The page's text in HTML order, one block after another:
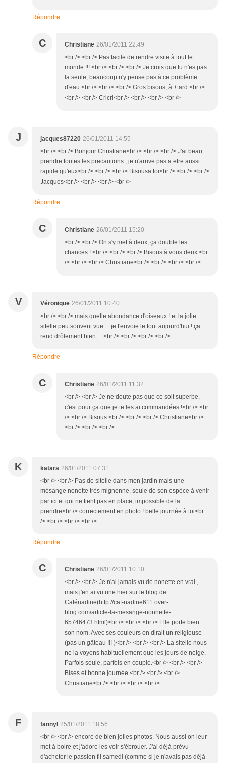
Répondre
C Christiane 26/01/2011 22:49
<br /> <br /> Pas facile de rendre visite à tout le
monde !!! <br /> <br /> <br /> Je crois que tu n'es pas
la seule, beaucoup n'y pense pas à ce problème
d'eau.<br /> <br /> <br /> Gros bisous, à +tard.<br />
<br /> <br /> Cricri<br /> <br /> <br /> <br />
J jacques87220 26/01/2011 14:55
<br /> <br /> Bonjour Christiane<br /> <br /> <br /> J'ai beau
prendre toutes les precautions , je n'arrive pas a etre aussi
rapide qu'eux<br /> <br /> <br /> Bisousa toi<br /> <br /> <br />
Jacques<br /> <br /> <br /> <br />
Répondre
C Christiane 26/01/2011 15:20
<br /> <br /> On s'y met à deux, ça double les
chances ! <br /> <br /> <br /> Bisous à vous deux.<br
/> <br /> <br /> Christiane<br /> <br /> <br /> <br />
V Véronique 26/01/2011 10:40
<br /> <br /> mais quelle abondance d'oiseaux ! et la jolie
sitelle peu souvent vue ... je t'envoie le tout aujourd'hui ! ça
rend drôlement bien ... <br /> <br /> <br /> <br />
Répondre
C Christiane 26/01/2011 11:32
<br /> <br /> Je ne doute pas que ce soit superbe,
c'est pour ça que je te les ai commandées !<br /> <br
/> <br /> Bisous.<br /> <br /> <br /> Christiane<br />
<br /> <br /> <br />
K katara 26/01/2011 07:31
<br /> <br /> Pas de sitelle dans mon jardin mais une
mésange nonette très mignonne, seule de son espèce à venir
par ici et qui ne tient pas en place, impossible de la
prendre<br /> correctement en photo ! belle journée à toi<br
/> <br /> <br /> <br />
Répondre
C Christiane 26/01/2011 10:10
<br /> <br /> Je n'ai jamais vu de nonette en vrai ,
mais j'en ai vu une hier sur le blog de
Cafénadine(http://caf-nadine611.over-
blog.com/article-la-mesange-nonnette-
65746473.html)<br /> <br /> <br /> Elle porte bien
son nom. Avec ses couleurs on dirait un religieuse
(pas un gâteau !!! )<br /> <br /> <br /> La sitelle nous
ne la voyons habituellement que les jours de neige.
Parfois seule, parfois en couple.<br /> <br /> <br />
Bises et bonne journée.<br /> <br /> <br />
Christiane<br /> <br /> <br /> <br />
F fannyl 25/01/2011 18:56
<br /> <br /> encore de bien jolies photos. Nous aussi on leur
met à boire et j'adore les voir s'ébrouer. J'ai déjà prévu
d'acheter le passion fil samedi (comme si je n'avais pas déjà